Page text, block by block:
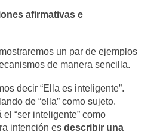
afirmativas e
un par de ejemplos
de manera sencilla.
decir “Ella es inteligente”.
de “ella” como sujeto.
“ser inteligente” como
intención es describir una